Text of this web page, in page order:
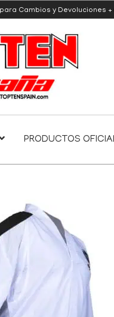
Cambios y Devoluciones +
PRODUCTOS